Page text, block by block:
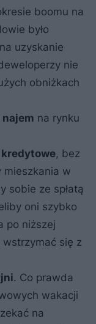
boomu na
było
uzyskanie
nie
obniżkach
na rynku
, bez
mieszkania w
sobie ze spłatą
oni szybko
po niższej
się z
. Co prawda
wakacji
na